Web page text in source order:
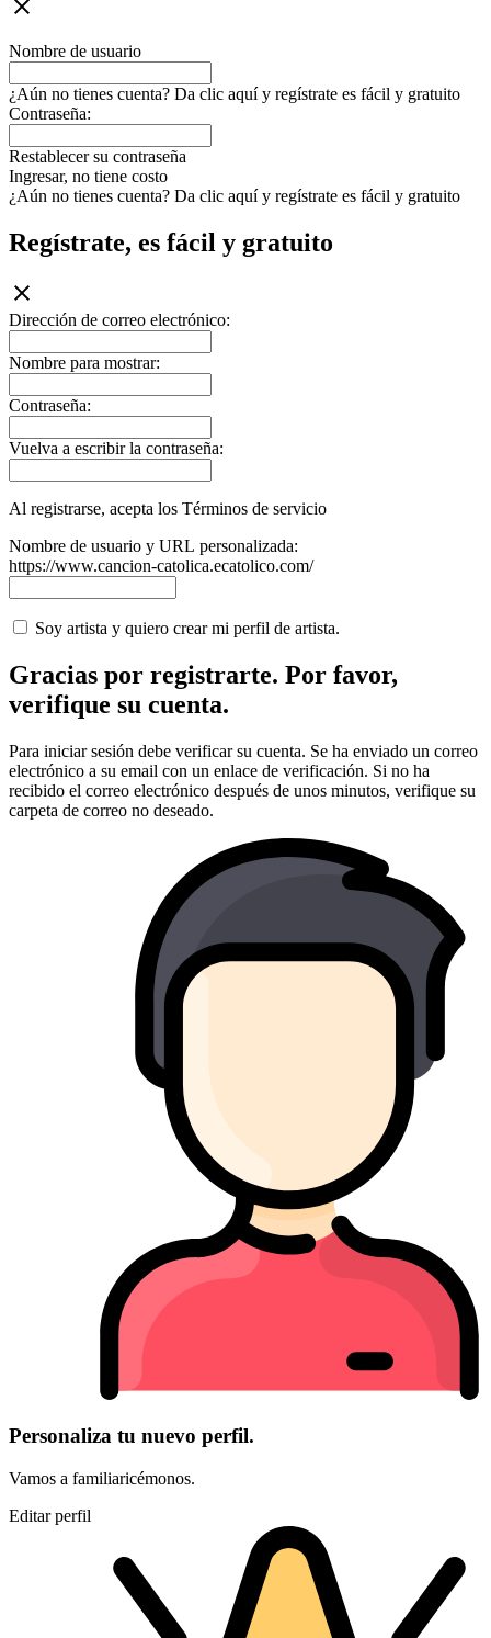
Nombre de usuario
¿Aún no tienes cuenta? Da clic aquí y regístrate es fácil y gratuito
Contraseña:
Restablecer su contraseña
Ingresar, no tiene costo
¿Aún no tienes cuenta? Da clic aquí y regístrate es fácil y gratuito
Regístrate, es fácil y gratuito
Dirección de correo electrónico:
Nombre para mostrar:
Contraseña:
Vuelva a escribir la contraseña:
Al registrarse, acepta los Términos de servicio
Nombre de usuario y URL personalizada:
https://www.cancion-catolica.ecatolico.com/
Soy artista y quiero crear mi perfil de artista.
Gracias por registrarte. Por favor,
verifique su cuenta.
Para iniciar sesión debe verificar su cuenta. Se ha enviado un correo
electrónico a su email con un enlace de verificación. Si no ha
recibido el correo electrónico después de unos minutos, verifique su
carpeta de correo no deseado.
Personaliza tu nuevo perfil.
Vamos a familiaricémonos.
Editar perfil